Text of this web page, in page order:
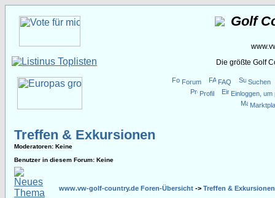
Golf
Die größte Golf
Forum FAQ
Suchen
Profil
Einloggen,
Treffen & Exkursionen
Moderatoren: Keine
Benutzer in diesem Forum: Keine
www.vw-golf-country.de Foren-Übersicht -> Treffen & Exkursionen